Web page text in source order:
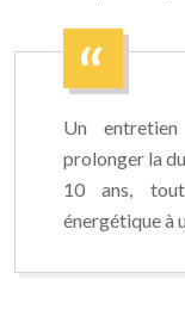
Un
prolonger la
10 ans,
énergétique à